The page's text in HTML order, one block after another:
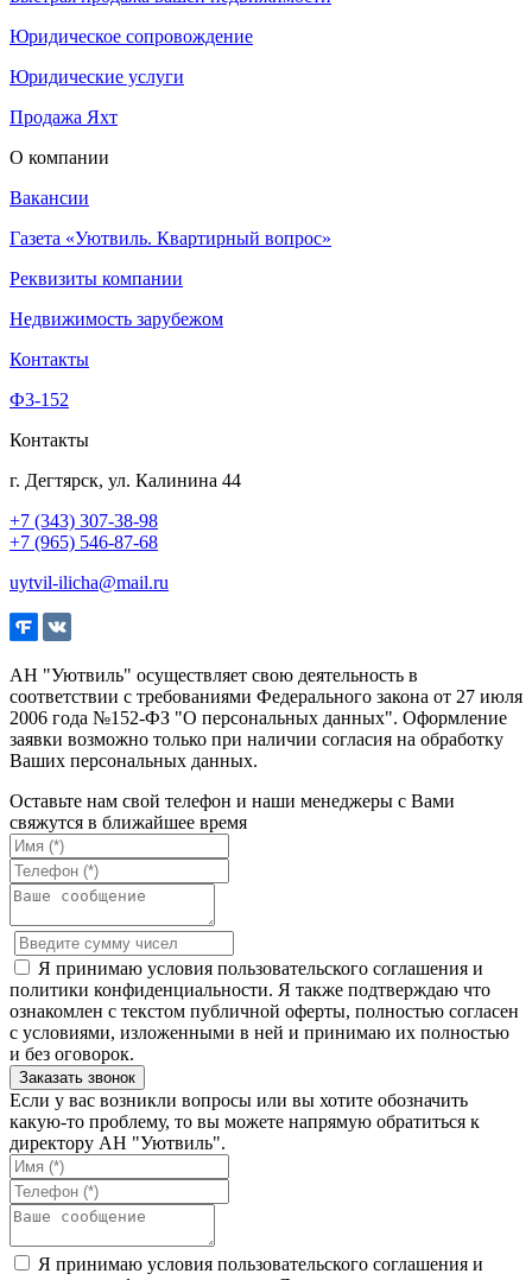
Юридическое сопровождение
Юридические услуги
Продажа Яхт
О компании
Вакансии
Газета «Уютвиль. Квартирный вопрос»
Реквизиты компании
Недвижимость зарубежом
Контакты
Ф3-152
Контакты
г. Дегтярск, ул. Калинина 44
+7 (343) 307-38-98
+7 (965) 546-87-68
uytvil-ilicha@mail.ru
АН "Уютвиль" осуществляет свою деятельность в
соответствии с требованиями Федерального закона от 27 июля
2006 года №152-ФЗ "О персональных данных". Оформление
заявки возможно только при наличии согласия на обработку
Ваших персональных данных.
Оставьте нам свой телефон и наши менеджеры с Вами
свяжутся в ближайшее время
Я принимаю условия пользовательского соглашения и
политики конфиденциальности. Я также подтверждаю что
ознакомлен с текстом публичной оферты, полностью согласен
с условиями, изложенными в ней и принимаю их полностью
и без оговорок.
Если у вас возникли вопросы или вы хотите обозначить
какую-то проблему, то вы можете напрямую обратиться к
директору АН "Уютвиль".
Я принимаю условия пользовательского соглашения и